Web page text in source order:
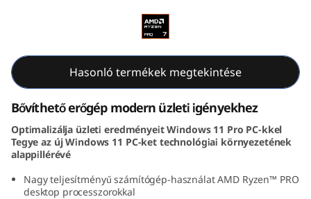
e
M
7
5
Hasonló termékek megtekintése
Bővíthető erőgép modern üzleti igényekhez
Optimalizálja üzleti eredményeit Windows 11 Pro PC-kkel
Tegye az új Windows 11 PC-ket technológiai környezetének
alappillérévé
Nagy teljesítményű számítógép-használat AMD Ryzen™ PRO
desktop processzorokkal